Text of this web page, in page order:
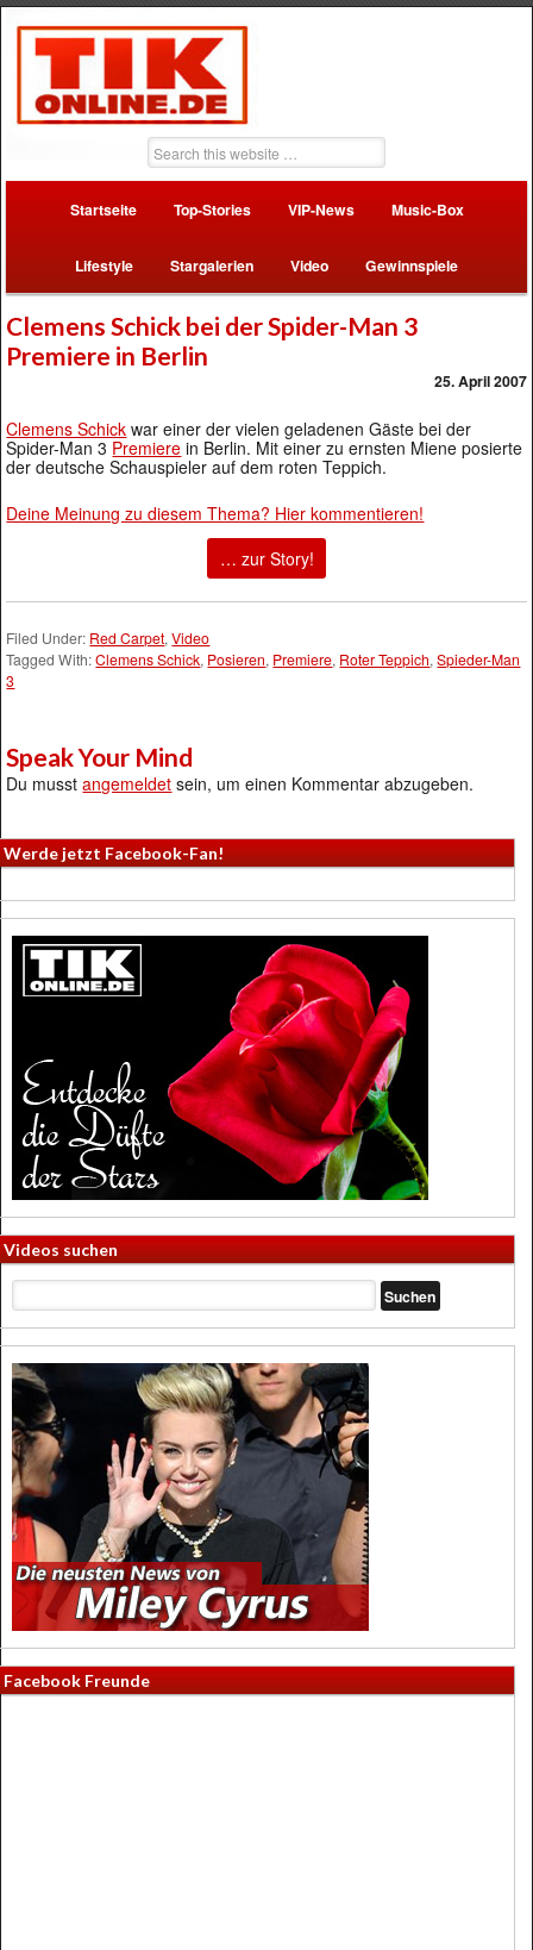
Startseite Top-Stories VIP-News Music-Box
Lifestyle Stargalerien Video Gewinnspiele
Clemens Schick bei der Spider-Man 3
Premiere in Berlin
25. April 2007
Clemens Schick war einer der vielen geladenen Gäste bei der
Spider-Man 3 Premiere in Berlin. Mit einer zu ernsten Miene posierte
der deutsche Schauspieler auf dem roten Teppich.
Deine Meinung zu diesem Thema? Hier kommentieren!
… zur Story!
Filed Under: Red Carpet,Video
Tagged With:Clemens Schick, Posieren, Premiere, Roter Teppich,Spieder-Man
3
Speak Your Mind
Du musstangemeldet sein, um einen Kommentar abzugeben.
Werde jetzt Facebook-Fan!
Videos suchen
Facebook Freunde